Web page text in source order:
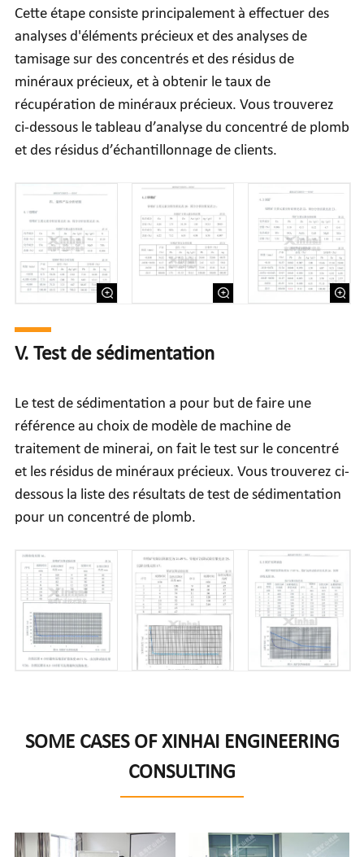
Cette étape consiste principalement à effectuer des
analyses d'éléments précieux et des analyses de
tamisage sur des concentrés et des résidus de
minéraux précieux, et à obtenir le taux de
récupération de minéraux précieux. Vous trouverez
ci-dessous le tableau d’analyse du concentré de plomb
et des résidus d’échantillonnage de clients.
V. Test de sédimentation
Le test de sédimentation a pour but de faire une
référence au choix de modèle de machine de
traitement de minerai, on fait le test sur le concentré
et les résidus de minéraux précieux. Vous trouverez ci-
dessous la liste des résultats de test de sédimentation
pour un concentré de plomb.
SOME CASES OF XINHAI ENGINEERING
CONSULTING